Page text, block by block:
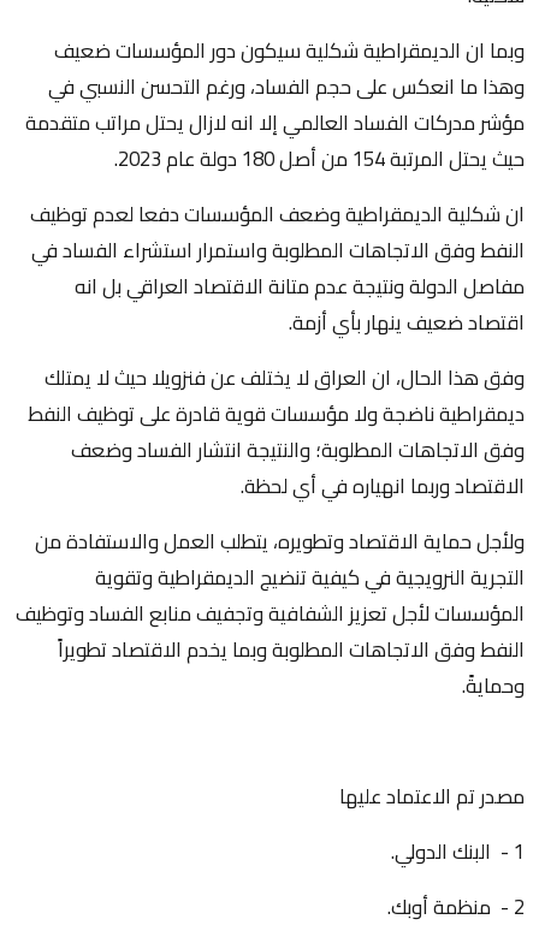
وبما ان الديمقراطية شكلية سيكون دور المؤسسات ضعيف
وهذا ما انعكس على حجم الفساد، ورغم التحسن النسبي في
مؤشر مدركات الفساد العالمي إلا انه لازال يحتل مراتب متقدمة
حيث يحتل المرتبة 154 من أصل 180 دولة عام 2023.
ان شكلية الديمقراطية وضعف المؤسسات دفعا لعدم توظيف
النفط وفق الاتجاهات المطلوبة واستمرار استشراء الفساد في
مفاصل الدولة ونتيجة عدم متانة الاقتصاد العراقي بل انه
اقتصاد ضعيف ينهار بأي أزمة.
وفق هذا الحال، ان العراق لا يختلف عن فنزويلا حيث لا يمتلك
ديمقراطية ناضجة ولا مؤسسات قوية قادرة على توظيف النفط
وفق الاتجاهات المطلوبة؛ والنتيجة انتشار الفساد وضعف
الاقتصاد وربما انهياره في أي لحظة.
ولأجل حماية الاقتصاد وتطويره، يتطلب العمل والاستفادة من
التجرية النرويجية في كيفية تنضيج الديمقراطية وتقوية
المؤسسات لأجل تعزيز الشفافية وتجفيف منابع الفساد وتوظيف
النفط وفق الاتجاهات المطلوبة وبما يخدم الاقتصاد تطويراً
وحمايةً.
مصدر تم الاعتماد عليها
1 - البنك الدولي.
2 - منظمة أوبك.